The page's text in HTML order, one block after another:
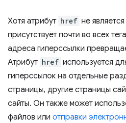
Хотя атрибут href не
присутствует почти во всех
адреса гиперссылки
Атрибут href используется
гиперссылок на отдельные
страницы, другие страницы
сайты. Он также может
файлов или отправки